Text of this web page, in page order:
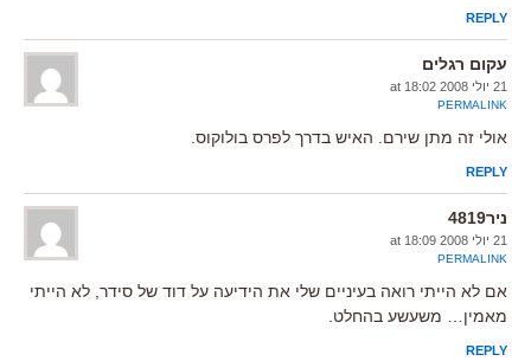
REPLY
עקום רגלים
21 יולי 2008 at 18:02
PERMALINK
אולי זה מתן שירם. האיש בדרך לפרס בולוקוס.
REPLY
ניר4819
21 יולי 2008 at 18:09
PERMALINK
אם לא הייתי רואה בעיניים שלי את הידיעה על דוד של סידר, לא הייתי
מאמין… משעשע בהחלט.
REPLY